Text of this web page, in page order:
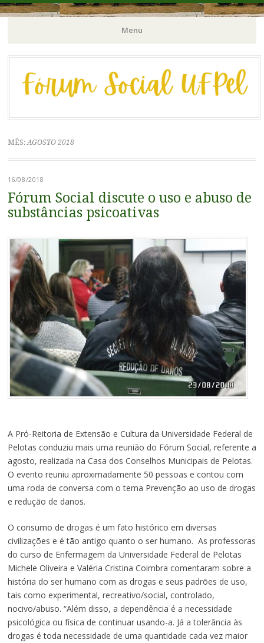
Fórum Social | UFPel
Menu
Pular
para
MÊS:AGOSTO 2018
16/08/2018
Fórum Social discute o uso e abuso de
substâncias psicoativas
A Pró-Reitoria de Extensão e Cultura da Universidade Federal de
Pelotas conduziu mais uma reunião do Fórum Social, referente a
agosto, realizada na Casa dos Conselhos Municipais de Pelotas.
O evento reuniu aproximadamente 50 pessoas e contou com
uma roda de conversa com o tema Prevenção ao uso de drogas
e redução de danos.
O consumo de drogas é um fato histórico em diversas
civilizações e é tão antigo quanto o ser humano. As professoras
do curso de Enfermagem da Universidade Federal de Pelotas
Michele Oliveira e Valéria Cristina Coimbra comentaram sobre a
história do ser humano com as drogas e seus padrões de uso,
tais como experimental, recreativo/social, controlado,
nocivo/abuso. “Além disso, a dependência é a necessidade
psicológica ou física de continuar usando-a. Já a tolerância às
drogas é toda necessidade de uma quantidade cada vez maior